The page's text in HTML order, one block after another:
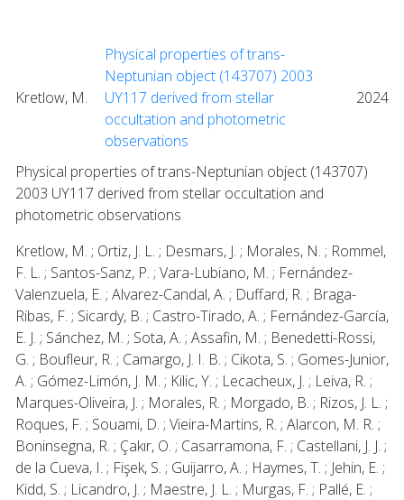
Kretlow, M.
Physical properties of trans-
Neptunian object (143707) 2003
UY117 derived from stellar
occultation and photometric
observations
2024
Physical properties of trans-Neptunian object (143707)
2003 UY117 derived from stellar occultation and
photometric observations
Kretlow, M. ; Ortiz, J. L. ; Desmars, J. ; Morales, N. ; Rommel,
F. L. ; Santos-Sanz, P. ; Vara-Lubiano, M. ; Fernández-
Valenzuela, E. ; Alvarez-Candal, A. ; Duffard, R. ; Braga-
Ribas, F. ; Sicardy, B. ; Castro-Tirado, A. ; Fernández-García,
E. J. ; Sánchez, M. ; Sota, A. ; Assafin, M. ; Benedetti-Rossi,
G. ; Boufleur, R. ; Camargo, J. I. B. ; Cikota, S. ; Gomes-Junior,
A. ; Gómez-Limón, J. M. ; Kilic, Y. ; Lecacheux, J. ; Leiva, R. ;
Marques-Oliveira, J. ; Morales, R. ; Morgado, B. ; Rizos, J. L. ;
Roques, F. ; Souami, D. ; Vieira-Martins, R. ; Alarcon, M. R. ;
Boninsegna, R. ; Çakır, O. ; Casarramona, F. ; Castellani, J. J. ;
de la Cueva, I. ; Fişek, S. ; Guijarro, A. ; Haymes, T. ; Jehin, E. ;
Kidd, S. ; Licandro, J. ; Maestre, J. L. ; Murgas, F. ; Pallé, E. ;